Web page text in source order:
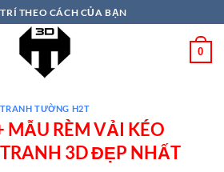
THEO CÁCH CỦA BẠN
0
TRANH TƯỜNG H2T
MẪU RÈM VẢI KÉO
3D ĐẸP NHẤT